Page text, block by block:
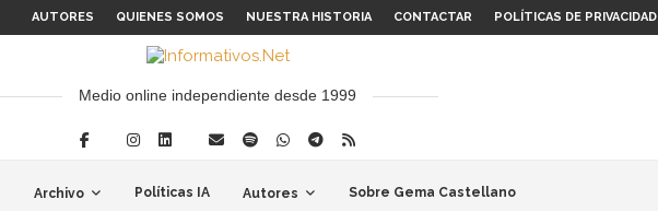
AUTORES QUIENES SOMOS NUESTRA HISTORIA CONTACTAR POLÍTICAS DE PRIVACIDAD
Medio online independiente desde 1999
Archivo Políticas IA Autores Sobre Gema Castellano